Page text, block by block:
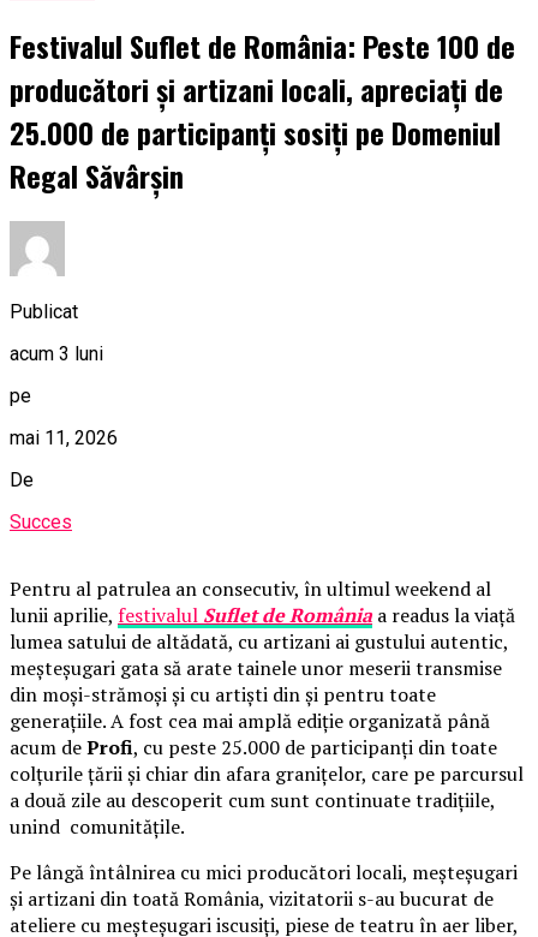
Festivalul Suflet de România: Peste 100 de
producători și artizani locali, apreciați de
25.000 de participanți sosiți pe Domeniul
Regal Săvârșin
Publicat
acum 3 luni
pe
mai 11, 2026
De
Succes
Pentru al patrulea an consecutiv, în ultimul weekend al
lunii aprilie, festivalul Suflet de România a readus la viață
lumea satului de altădată, cu artizani ai gustului autentic,
meșteșugari gata să arate tainele unor meserii transmise
din moși-strămoși și cu artiști din și pentru toate
generațiile. A fost cea mai amplă ediție organizată până
acum deProfi, cu peste 25.000 de participanți din toate
colțurile țării și chiar din afara granițelor, care pe parcursul
a două zile au descoperit cum sunt continuate tradițiile,
unind comunitățile.
Pe lângă întâlnirea cu mici producători locali, meșteșugari
și artizani din toată România, vizitatorii s-au bucurat de
ateliere cu meșteșugari iscusiți, piese de teatru în aer liber,